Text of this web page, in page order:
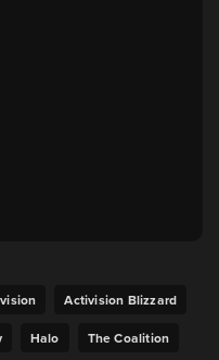
Activision Blizzard
Halo
The Coalition